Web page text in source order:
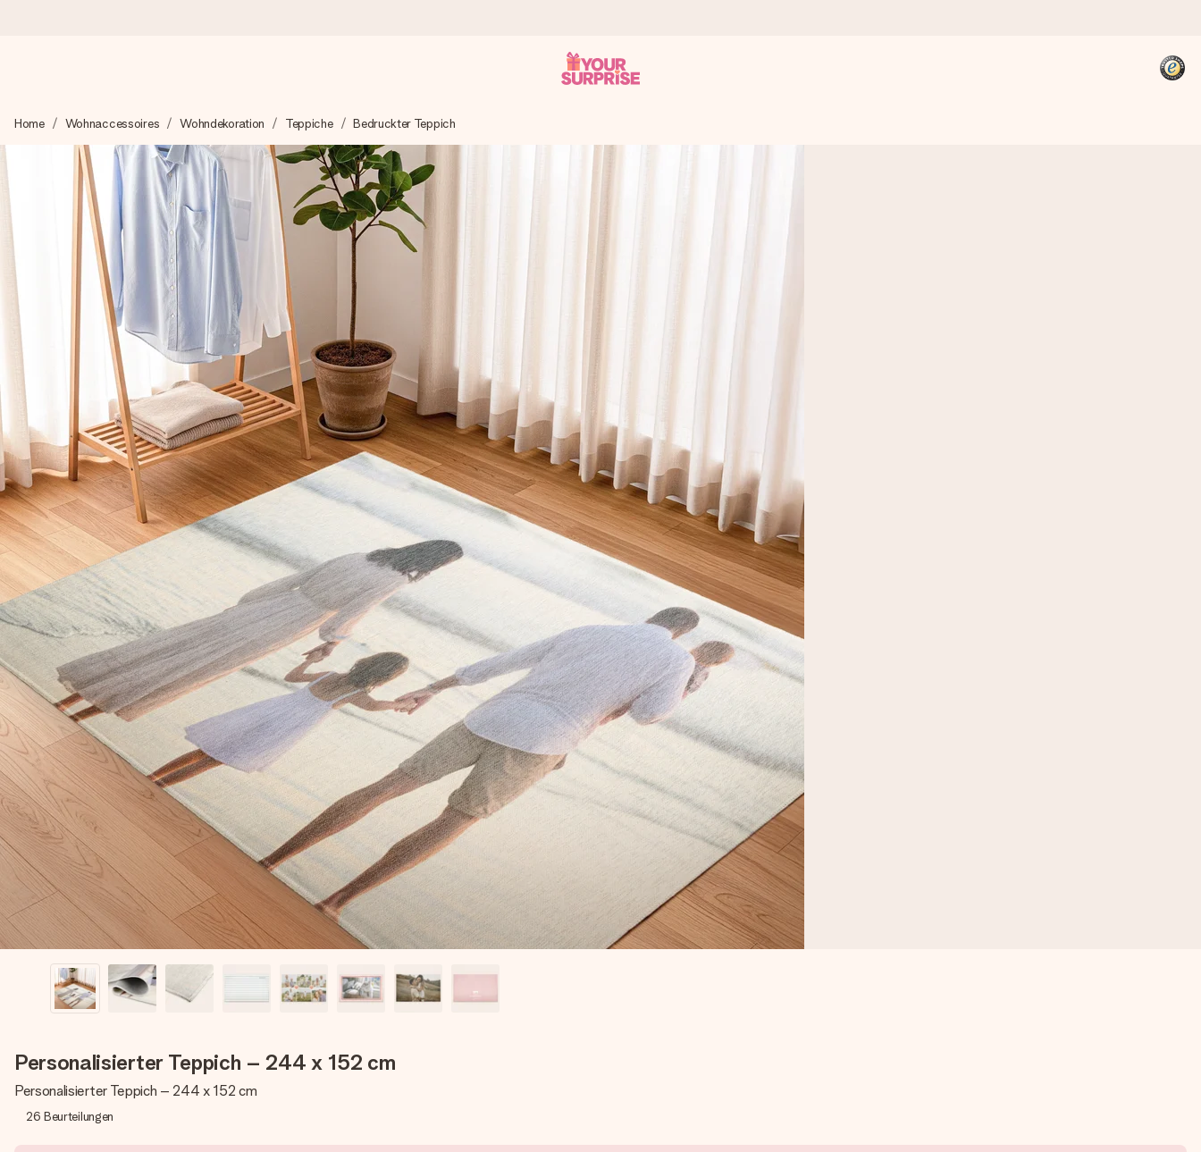
Wir bereiten dein Geschenk sorgfältig vor und schicken es blitzschnell – damit du es genau zum richtigen Zeitpunkt überreichen kannst, wenn es am meisten
4,8 (basierend auf +15.000 Bewertungen)
Unsere Geschenke begeistern. Kunden bewerten uns mit 4,8 bei Google Reviews (Gesamtergebnis aller Länder, in die wir versenden).
+49 39292 929695
Montag - Freitag : 8:30 - 17:00 Uhr
Samstag - Sonntag : 8:30 - 13:00 Uhr
Home Wohnaccessoires Wohndekoration Teppiche Bedruckter Teppich
Personalisierter Teppich – 244 x 152 cm
Personalisierter Teppich – 244 x 152 cm
26 Beurteilungen